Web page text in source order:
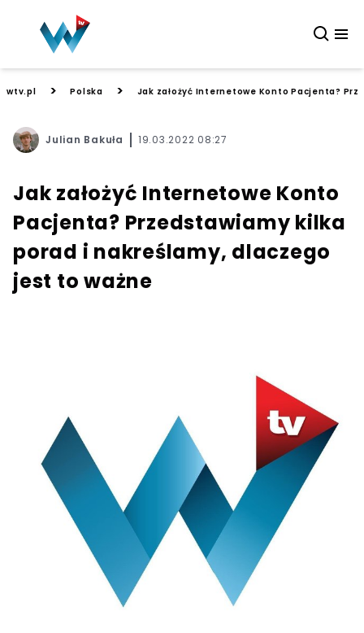
wtv.pl > Polska > Jak założyć Internetowe Konto Pacjenta?
Julian Bakuła 19.03.2022 08:27
Jak założyć Internetowe Konto
Pacjenta? Przedstawiamy kilka
porad i nakreślamy, dlaczego
jest to ważne